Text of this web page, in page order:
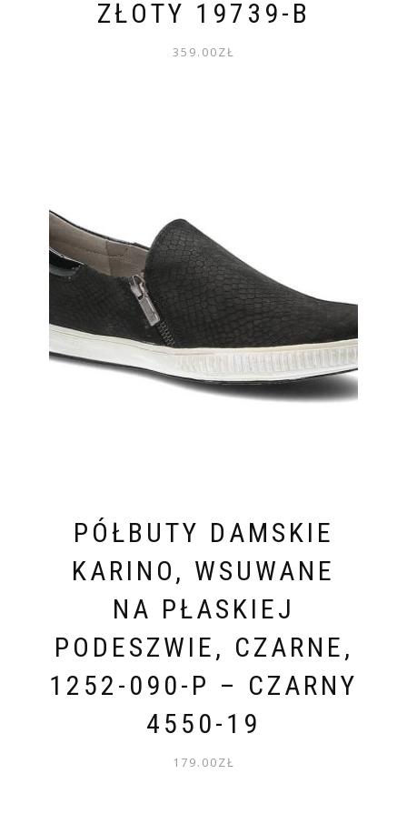
ZŁOTY 19739-B
359.00ZŁ
PÓŁBUTY DAMSKIE
KARINO, WSUWANE
NA PŁASKIEJ
PODESZWIE, CZARNE,
1252-090-P – CZARNY
4550-19
179.00ZŁ